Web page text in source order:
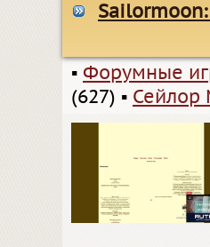
▪ Форумные
(627) ▪ Сейлор